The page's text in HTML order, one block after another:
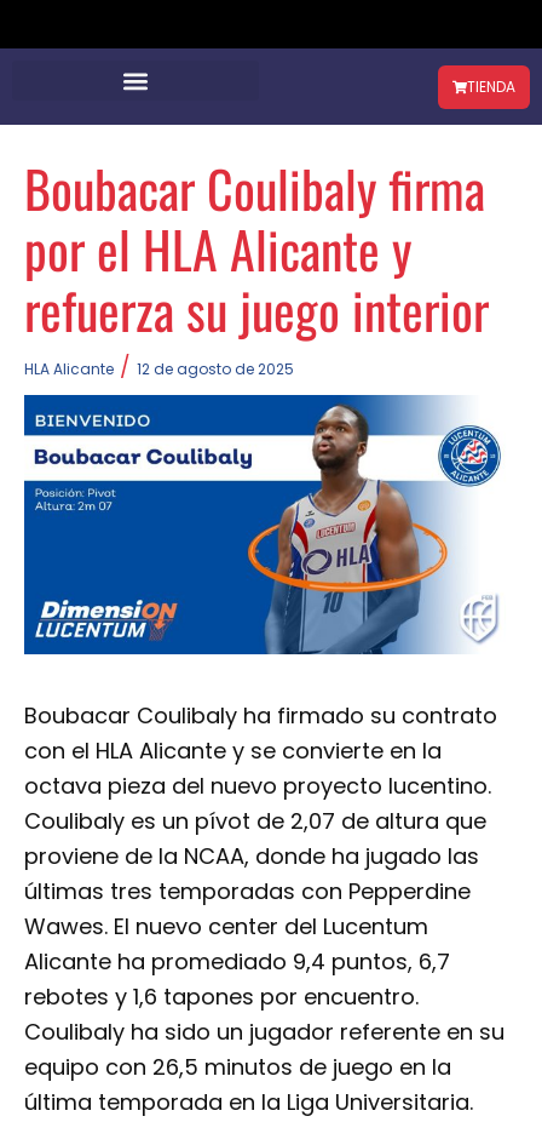
TIENDA
Boubacar Coulibaly firma
por el HLA Alicante y
refuerza su juego interior
HLA Alicante / 12 de agosto de 2025
Boubacar Coulibaly ha firmado su contrato
con el HLA Alicante y se convierte en la
octava pieza del nuevo proyecto lucentino.
Coulibaly es un pívot de 2,07 de altura que
proviene de la NCAA, donde ha jugado las
últimas tres temporadas con Pepperdine
Wawes. El nuevo center del Lucentum
Alicante ha promediado 9,4 puntos, 6,7
rebotes y 1,6 tapones por encuentro.
Coulibaly ha sido un jugador referente en su
equipo con 26,5 minutos de juego en la
última temporada en la Liga Universitaria.